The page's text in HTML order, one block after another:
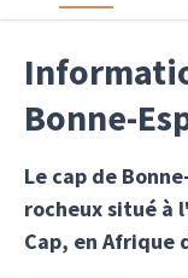
Bonne-
Le cap de
rocheux situé à
Cap, en Afrique